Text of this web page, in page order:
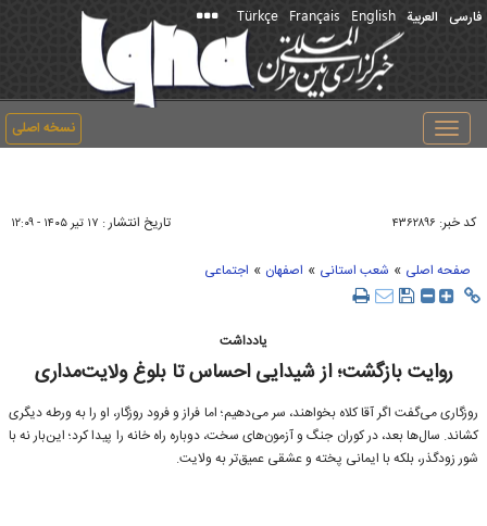
فارسی العربیة English
Français
Türkçe
نسخه اصلی
Toggle
navigation
کد خبر: ۴۳۶۲۸۹۶ تاریخ انتشار : ۱۷ تير ۱۴۰۵ - ۱۲:۰۹
صفحه اصلی » شعب استانی » اصفهان » اجتماعی
یادداشت
روایت بازگشت؛ از شیدایی احساس تا بلوغ ولایت‌مداری
روزگاری می‌گفت اگر آقا کلاه بخواهند، سر می‌دهیم؛ اما فراز و فرود روزگار، او را به ورطه دیگری
کشاند. سال‌ها بعد، در کوران جنگ و آزمون‌های سخت، دوباره راه خانه را پیدا کرد؛ این‌بار نه با
شور زودگذر، بلکه با ایمانی پخته و عشقی عمیق‌تر به ولایت.